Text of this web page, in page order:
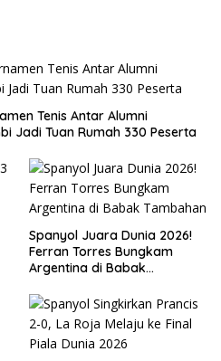
Tenis Antar Alumni
Jadi Tuan Rumah 330 Peserta
Spanyol Juara Dunia 2026!
Ferran Torres Bungkam
Argentina di Babak